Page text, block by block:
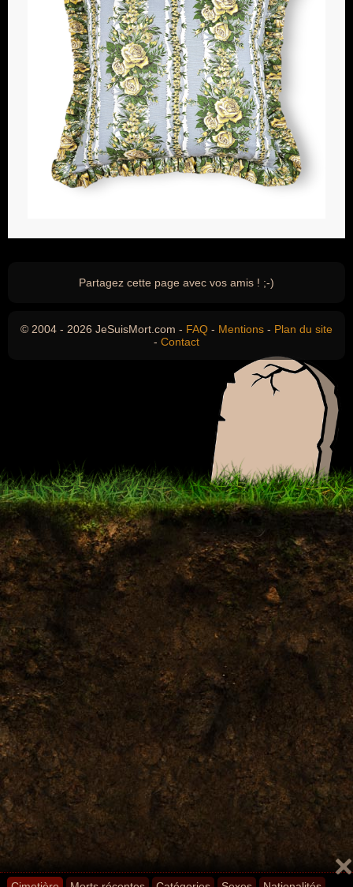
Partagez cette page avec vos amis ! ;-)
© 2004 - 2026 JeSuisMort.com - FAQ - Mentions - Plan du site
- Contact